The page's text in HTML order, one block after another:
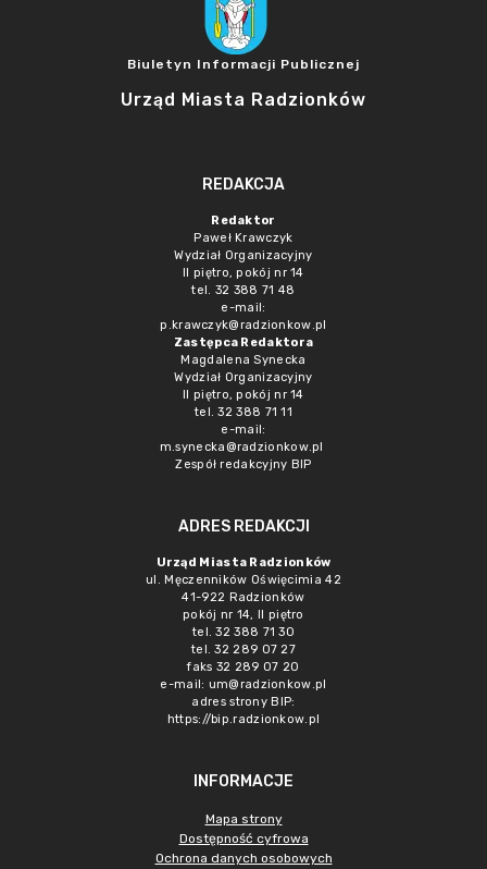
Biuletyn Informacji Publicznej
Urząd Miasta Radzionków
REDAKCJA
Redaktor
Paweł Krawczyk
Wydział Organizacyjny
II piętro, pokój nr 14
tel. 32 388 71 48
e-mail:
p.krawczyk@radzionkow.pl
Zastępca Redaktora
Magdalena Synecka
Wydział Organizacyjny
II piętro, pokój nr 14
tel. 32 388 71 11
e-mail:
m.synecka@radzionkow.pl
Zespół redakcyjny BIP
ADRES REDAKCJI
Urząd Miasta Radzionków
ul. Męczenników Oświęcimia 42
41-922 Radzionków
pokój nr 14, II piętro
tel. 32 388 71 30
tel. 32 289 07 27
faks 32 289 07 20
e-mail: um@radzionkow.pl
adres strony BIP:
https://bip.radzionkow.pl
INFORMACJE
Mapa strony
Dostępność cyfrowa
Ochrona danych osobowych